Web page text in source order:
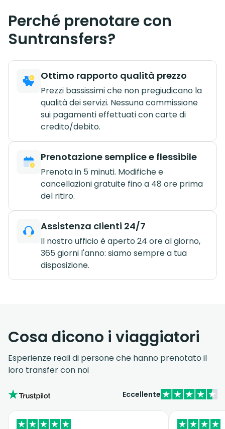
Perché prenotare con
Suntransfers?
Ottimo rapporto qualità prezzo
Prezzi bassissimi che non pregiudicano la
qualità dei servizi. Nessuna commissione
sui pagamenti effettuati con carte di
credito/debito.
Prenotazione semplice e flessibile
Prenota in 5 minuti. Modifiche e
cancellazioni gratuite fino a 48 ore prima
del ritiro.
Assistenza clienti 24/7
Il nostro ufficio è aperto 24 ore al giorno,
365 giorni l'anno: siamo sempre a tua
disposizione.
Cosa dicono i viaggiatori
Esperienze reali di persone che hanno prenotato il
loro transfer con noi
Eccellente